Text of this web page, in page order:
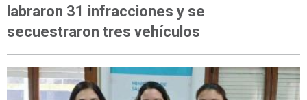
labraron 31 infracciones y se
secuestraron tres vehículos